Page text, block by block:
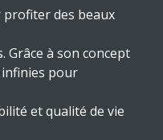
profiter des beaux
Grâce à son concept
pour
et qualité de vie